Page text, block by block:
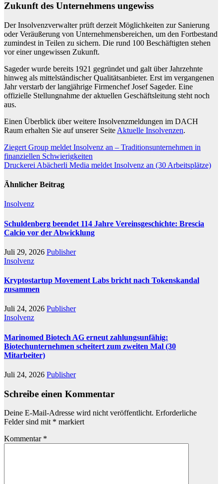
Zukunft des Unternehmens ungewiss
Der Insolvenzverwalter prüft derzeit Möglichkeiten zur Sanierung
oder Veräußerung von Unternehmensbereichen, um den Fortbestand
zumindest in Teilen zu sichern. Die rund 100 Beschäftigten stehen
vor einer ungewissen Zukunft.
Sageder wurde bereits 1921 gegründet und galt über Jahrzehnte
hinweg als mittelständischer Qualitätsanbieter. Erst im vergangenen
Jahr verstarb der langjährige Firmenchef Josef Sageder. Eine
offizielle Stellungnahme der aktuellen Geschäftsleitung steht noch
aus.
Einen Überblick über weitere Insolvenzmeldungen im DACH
Raum erhalten Sie auf unserer Seite Aktuelle Insolvenzen.
Beitragsnavigation
Ziegert Group meldet Insolvenz an – Traditionsunternehmen in
finanziellen Schwierigkeiten
Druckerei Abächerli Media meldet Insolvenz an (30 Arbeitsplätze)
Ähnlicher Beitrag
Insolvenz
Schuldenberg beendet 114 Jahre Vereinsgeschichte: Brescia
Calcio vor der Abwicklung
Juli 29, 2026 Publisher
Insolvenz
Kryptostartup Movement Labs bricht nach Tokenskandal
zusammen
Juli 24, 2026 Publisher
Insolvenz
Marinomed Biotech AG erneut zahlungsunfähig:
Biotechunternehmen scheitert zum zweiten Mal (30
Mitarbeiter)
Juli 24, 2026 Publisher
Schreibe einen Kommentar
Deine E-Mail-Adresse wird nicht veröffentlicht. Erforderliche
Felder sind mit * markiert
Kommentar *